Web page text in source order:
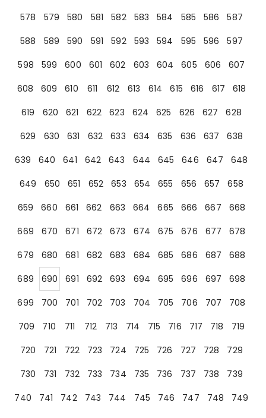
578
579 580 581 582 583 584 585 586
587
588
589 590 591 592 593 594 595 596
597
598
599 600 601 602 603 604 605 606
607
608
609 610 611 612 613 614 615 616 617
618
619
620 621 622 623 624 625 626 627
628
629
630 631 632 633 634 635 636 637
638
639
640 641 642 643 644 645 646 647
648
649
650 651 652 653 654 655 656 657
658
659
660 661 662 663 664 665 666 667
668
669
670 671 672 673 674 675 676 677
678
679
680 681 682 683 684 685 686 687
688
689
690 691 692 693 694 695 696 697
698
699
700 701 702 703 704 705 706 707
708
709
710 711 712 713 714 715 716 717 718
719
720
721 722 723 724 725 726 727 728
729
730
731 732 733 734 735 736 737 738
739
740
741 742 743 744 745 746 747 748
749